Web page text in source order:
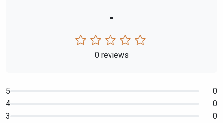
-
0 reviews
5
0
4
0
3
0